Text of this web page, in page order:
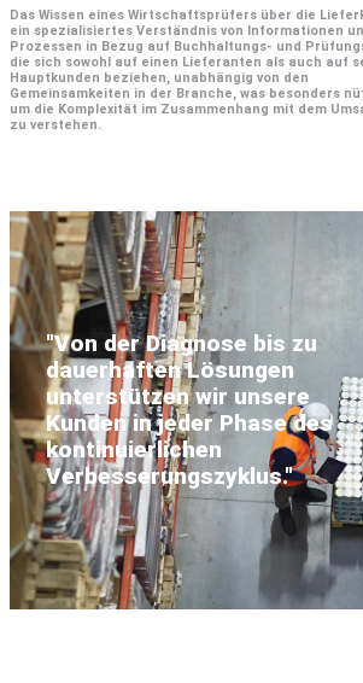
Das Wissen eines Wirtschaftsprüfers über die
ein spezialisiertes Verständnis von Informationen
Prozessen in Bezug auf Buchhaltungs- und
die sich sowohl auf einen Lieferanten als auch auf
Hauptkunden beziehen, unabhängig von den
Gemeinsamkeiten in der Branche, was besonders
um die Komplexität im Zusammenhang mit dem
zu verstehen.
"Von der Diagnose bis zu
dauerhaften Lösungen
unterstützen wir unsere
Kunden in jeder Phase des
kontinuierlichen
Verbesserungszyklus."